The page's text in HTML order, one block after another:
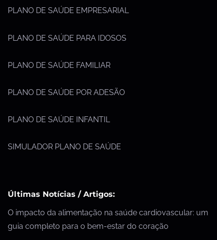
PLANO DE SAÚDE EMPRESARIAL
PLANO DE SAÚDE PARA IDOSOS
PLANO DE SAÚDE FAMILIAR
PLANO DE SAÚDE POR ADESÃO
PLANO DE SAÚDE INFANTIL
SIMULADOR PLANO DE SAÚDE
Últimas Notícias / Artigos:
O impacto da alimentação na saúde cardiovascular: um
guia completo para o bem-estar do coração